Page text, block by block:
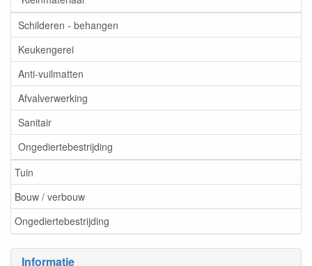
Schilderen - behangen
Keukengerei
Anti-vuilmatten
Afvalverwerking
Sanitair
Ongediertebestrijding
Tuin
Bouw / verbouw
Ongediertebestrijding
Informatie